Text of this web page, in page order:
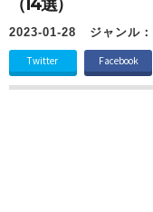
2023-01-28 ジャンル：
Twitter Facebook